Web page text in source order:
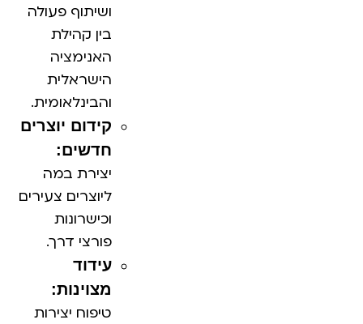
ושיתוף פעולה
בין קהילת
האנימציה
הישראלית
והבינלאומית.
קידום יוצרים
חדשים:
יצירת במה
ליוצרים צעירים
וכישרונות
פורצי דרך.
עידוד
מצוינות:
טיפוח יצירות